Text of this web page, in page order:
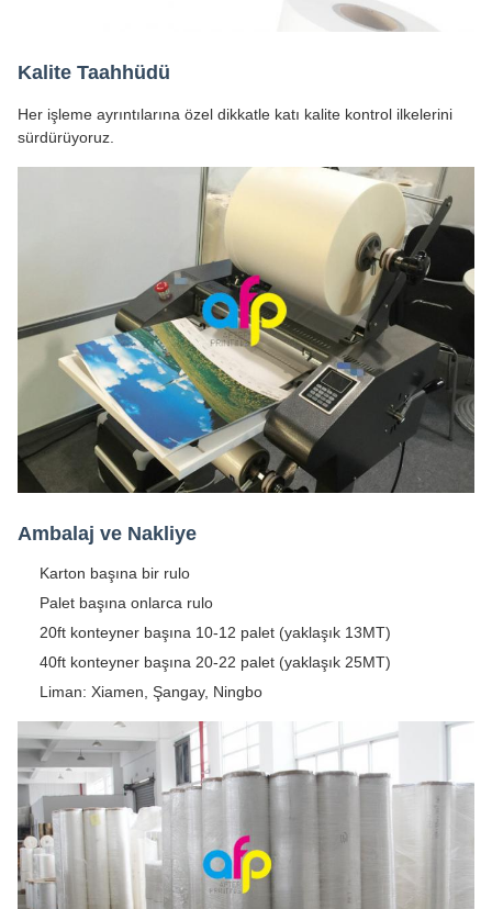
Kalite Taahhüdü
Her işleme ayrıntılarına özel dikkatle katı kalite kontrol ilkelerini
sürdürüyoruz.
Ambalaj ve Nakliye
Karton başına bir rulo
Palet başına onlarca rulo
20ft konteyner başına 10-12 palet (yaklaşık 13MT)
40ft konteyner başına 20-22 palet (yaklaşık 25MT)
Liman: Xiamen, Şangay, Ningbo